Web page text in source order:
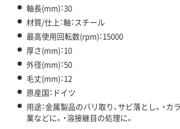
軸長(mm)：30
材質/仕上：軸：スチール
最高使用回転数(rpm)：15000
厚さ(mm)：10
外径(mm)：50
毛丈(mm)：12
原産国：ドイツ
用途：金属製品のバリ取り、サビ落とし。・
業などに。・溶接継目の処理に。